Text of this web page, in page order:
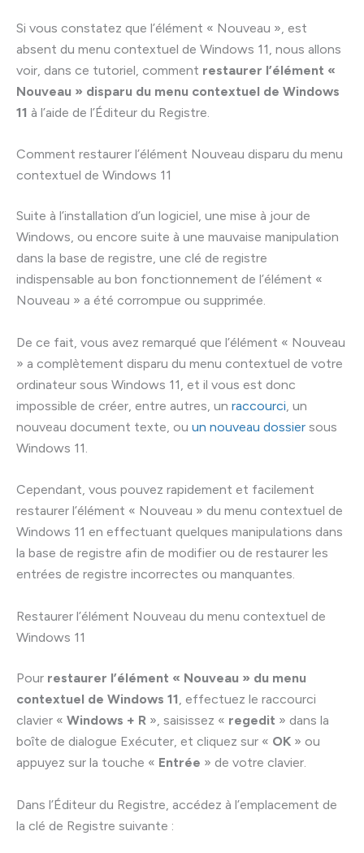
Si vous constatez que l’élément « Nouveau », est
absent du menu contextuel de Windows 11, nous allons
voir, dans ce tutoriel, comment restaurer l’élément «
Nouveau » disparu du menu contextuel de Windows
11 à l’aide de l’Éditeur du Registre.
Comment restaurer l’élément Nouveau disparu du menu
contextuel de Windows 11
Suite à l’installation d’un logiciel, une mise à jour de
Windows, ou encore suite à une mauvaise manipulation
dans la base de registre, une clé de registre
indispensable au bon fonctionnement de l’élément «
Nouveau » a été corrompue ou supprimée.
De ce fait, vous avez remarqué que l’élément « Nouveau
» a complètement disparu du menu contextuel de votre
ordinateur sous Windows 11, et il vous est donc
impossible de créer, entre autres, un raccourci , un
nouveau document texte, ou un nouveau dossier sous
Windows 11.
Cependant, vous pouvez rapidement et facilement
restaurer l’élément « Nouveau » du menu contextuel de
Windows 11 en effectuant quelques manipulations dans
la base de registre afin de modifier ou de restaurer les
entrées de registre incorrectes ou manquantes.
Restaurer l’élément Nouveau du menu contextuel de
Windows 11
Pour restaurer l’élément « Nouveau » du menu
contextuel de Windows 11, effectuez le raccourci
clavier « Windows + R », saisissez « regedit » dans la
boîte de dialogue Exécuter, et cliquez sur « OK » ou
appuyez sur la touche « Entrée » de votre clavier.
Dans l’Éditeur du Registre, accédez à l’emplacement de
la clé de Registre suivante :